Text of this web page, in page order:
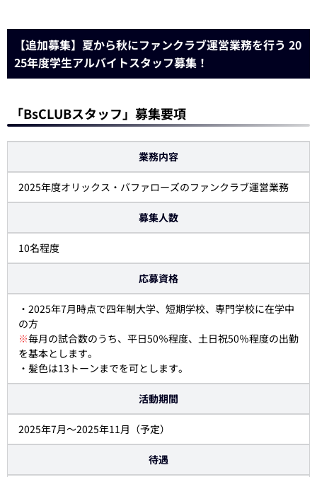
【追加募集】夏から秋にファンクラブ運営業務を行う 20
25年度学生アルバイトスタッフ募集！
「BsCLUBスタッフ」募集要項
業務内容
2025年度オリックス・バファローズのファンクラブ運営業務
募集人数
10名程度
応募資格
・2025年7月時点で四年制大学、短期学校、専門学校に在学中
の方
※毎月の試合数のうち、平日50％程度、土日祝50％程度の出勤
を基本とします。
・髪色は13トーンまでを可とします。
活動期間
2025年7月～2025年11月（予定）
待遇